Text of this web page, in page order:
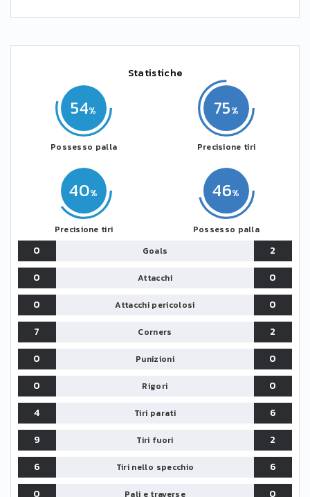
Statistiche
54
Possesso palla
40
Precisione tiri
46
Possesso palla
75
Precisione tiri
0 Goals
2
0
Attacchi
0
0
Attacchi pericolosi
0
7
Corners
2
0
Punizioni
0
0
Rigori
0
4
Tiri parati
6
9
Tiri fuori
2
6
Tiri nello specchio
6
0
Pali e traverse 0